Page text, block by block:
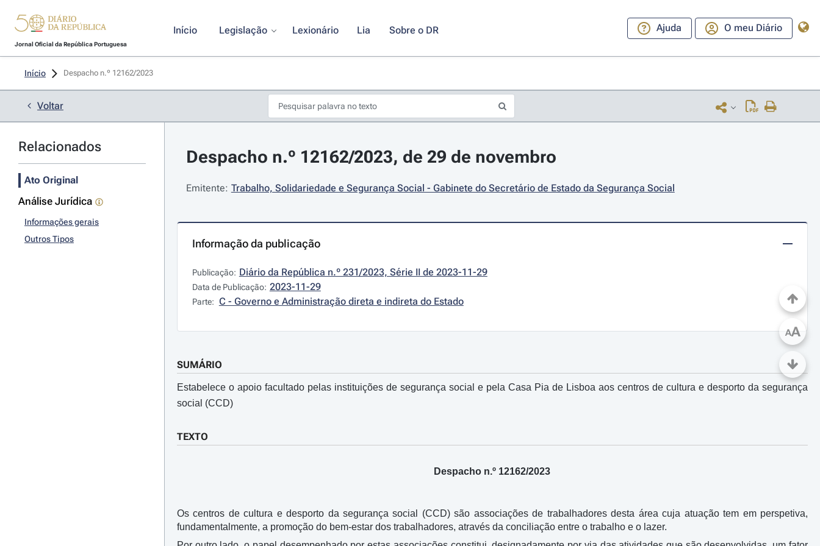
Jornal Oficial da República Portuguesa
Início Legislação Lexionário Lia Sobre o DR Ajuda O meu Diário
Início Despacho n.º 12162/2023
Voltar
Relacionados
Ato Original
Análise Jurídica
Informações gerais
Outros Tipos
Despacho n.º 12162/2023, de 29 de novembro
Emitente: Trabalho, Solidariedade e Segurança Social - Gabinete do Secretário de Estado da Segurança Social
Informação da publicação
Publicação: Diário da República n.º 231/2023, Série II de 2023-11-29
Data de Publicação: 2023-11-29
Parte: C - Governo e Administração direta e indireta do Estado
SUMÁRIO
Estabelece o apoio facultado pelas instituições de segurança social e pela Casa Pia de Lisboa aos centros de cultura e desporto da segurança
social (CCD)
TEXTO
Despacho n.º 12162/2023
Os centros de cultura e desporto da segurança social (CCD) são associações de trabalhadores desta área cuja atuação tem em perspetiva,
fundamentalmente, a promoção do bem-estar dos trabalhadores, através da conciliação entre o trabalho e o lazer.
AA